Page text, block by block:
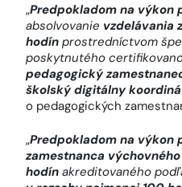
„Predpokladom na výkon
absolvovanie vzdelávania
hodín prostredníctvom
poskytnutého
pedagogický
školský digitálny
o pedagogických
„Predpokladom na výkon
zamestnanca
hodín akreditovaného